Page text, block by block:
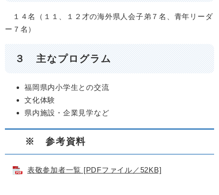
１４名（１１、１２才の海外県人会子弟７名、青年リーダ
ー７名）
３ 主なプログラム
福岡県内小学生との交流
文化体験
県内施設・企業見学など
※ 参考資料
表敬参加者一覧 [PDFファイル／52KB]